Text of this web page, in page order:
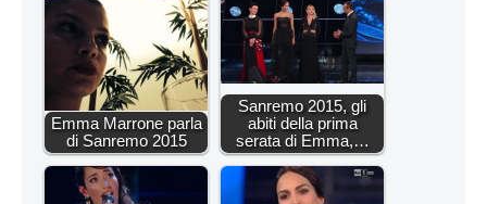
Emma Marrone parla
di Sanremo 2015
Sanremo 2015, gli
abiti della prima
serata di Emma,…